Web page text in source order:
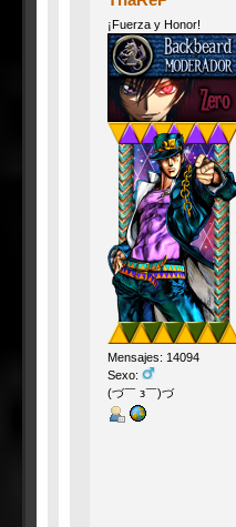
¡Fuerza y Honor!
Mensajes: 14094
Sexo:
(づ￣ з￣)づ